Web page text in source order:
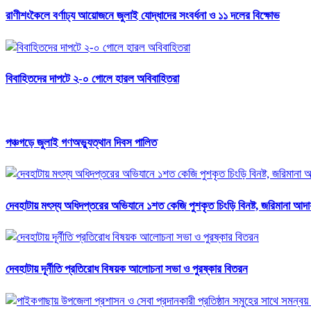
রাণীশংকৈলে বর্ণাঢ্য আয়োজনে জুলাই যোদ্ধাদের সংবর্ধনা ও ১১ দলের বিক্ষোভ
বিবাহিতদের দাপটে ২-০ গোলে হারল অবিবাহিতরা
পঞ্চগড়ে জুলাই গণঅভ্যুত্থান দিবস পালিত
দেবহাটায় মৎস্য অধিদপ্তরের অভিযানে ১শত কেজি পুশকৃত চিংড়ি বিনষ্ট, জরিমানা
দেবহাটায় দূর্নীতি প্রতিরোধ বিষয়ক আলোচনা সভা ও পুরষ্কার বিতরন